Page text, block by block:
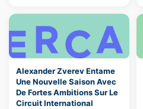
Alexander Zverev Entame
Une Nouvelle Saison Avec
De Fortes Ambitions Sur Le
Circuit International